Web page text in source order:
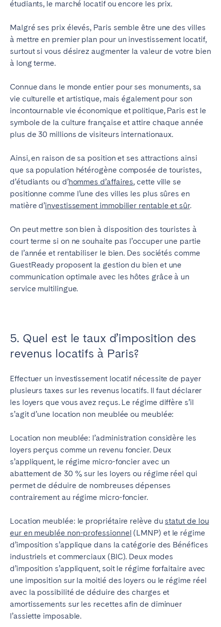
étudiants, le marché locatif ou encore les prix.
Malgré ses prix élevés, Paris semble être une des villes
à mettre en premier plan pour un investissement locatif,
surtout si vous désirez augmenter la valeur de votre bien
à long terme.
Connue dans le monde entier pour ses monuments, sa
vie culturelle et artistique, mais également pour son
incontournable vie économique et politique, Paris est le
symbole de la culture française et attire chaque année
plus de 30 millions de visiteurs internationaux.
Ainsi, en raison de sa position et ses attractions ainsi
que sa population hétérogène composée de touristes,
d’étudiants ou d’hommes d’affaires, cette ville se
positionne comme l’une des villes les plus sûres en
matière d’investissement immobilier rentable et sûr.
On peut mettre son bien à disposition des touristes à
court terme si on ne souhaite pas l’occuper une partie
de l’année et rentabiliser le bien. Des sociétés comme
GuestReady proposent la gestion du bien et une
communication optimale avec les hôtes grâce à un
service multilingue.
5. Quel est le taux d’imposition des
revenus locatifs à Paris?
Effectuer un investissement locatif nécessite de payer
plusieurs taxes sur les revenus locatifs. Il faut déclarer
les loyers que vous avez reçus. Le régime diffère s’il
s’agit d’une location non meublée ou meublée:
Location non meublée: l’administration considère les
loyers perçus comme un revenu foncier. Deux
s’appliquent, le régime micro-foncier avec un
abattement de 30 % sur les loyers ou régime réel qui
permet de déduire de nombreuses dépenses
contrairement au régime micro-foncier.
Location meublée: le propriétaire relève du statut de lou
eur en meublée non-professionnel (LMNP) et le régime
d’imposition s’applique dans la catégorie des Bénéfices
industriels et commerciaux (BIC). Deux modes
d’imposition s’appliquent, soit le régime forfaitaire avec
une imposition sur la moitié des loyers ou le régime réel
avec la possibilité de déduire des charges et
amortissements sur les recettes afin de diminuer
l’assiette imposable.
Choisir la langue
English
Français
Español
Português